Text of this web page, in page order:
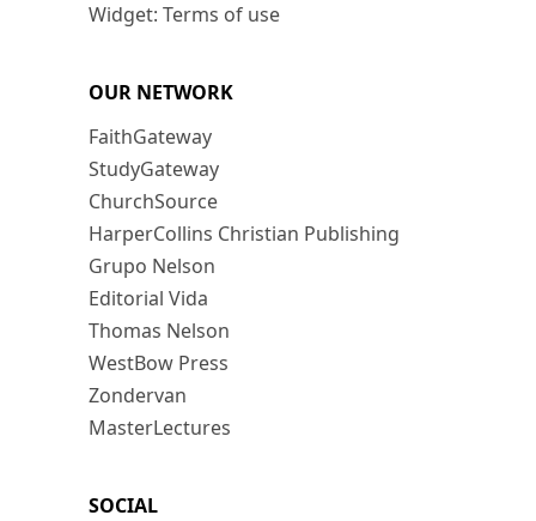
Widget: Terms of use
OUR NETWORK
FaithGateway
StudyGateway
ChurchSource
HarperCollins Christian Publishing
Grupo Nelson
Editorial Vida
Thomas Nelson
WestBow Press
Zondervan
MasterLectures
SOCIAL